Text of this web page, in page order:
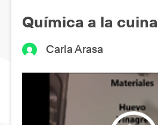
Química a la cuina
Carla Arasa